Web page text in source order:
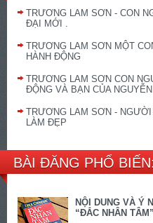
TRƯƠNG LAM SƠN - CON
ĐẠI MỚI .
TRƯƠNG LAM SƠN MỘT
HÀNH ĐỘNG
TRƯƠNG LAM SƠN CON
ĐỘNG VÀ BẠN CỦA
TRƯƠNG LAM SƠN - NGƯỜI
LÀM ĐẸP
BÀI ĐĂNG PHỔ BIẾN:
NỘI DUNG VÀ Ý
“ĐẮC NHÂN TÂM”